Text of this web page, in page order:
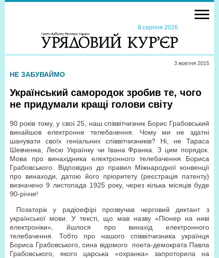
8 серпня 2026
3 жовтня 2015
НЕ ЗАБУВАЙМО
Український самородок зробив те, чого
не придумали кращі голови світу
90 років тому, у свої 25, наш співвітчизник Борис Грабовський
винайшов електронне телебачення. Чому ми не здатні
шанувати своїх геніальних співвітчизників? Ні, не Тараса
Шевченка, Лесю Українку чи Івана Франка. З цим порядок.
Мова про винахідника електронного телебачення Бориса
Грабовського. Відповідно до правил Міжнародної конвенції
про винаходи, датою його пріоритету (реєстрація патенту)
визначено 9 листопада 1925 року, через кілька місяців буде
90-річчя!
Позаторік у радіоефірі прозвучав черговий диктант з
української мови. У тексті, що мав назву «Піонер на ниві
електроніки», йшлося про винахід електронного
телебачення. Тобто про нашого співвітчизника українця
Бориса Грабовського, сина відомого поета-демократа Павла
Грабовського, якого царська «охранка» запроторила на